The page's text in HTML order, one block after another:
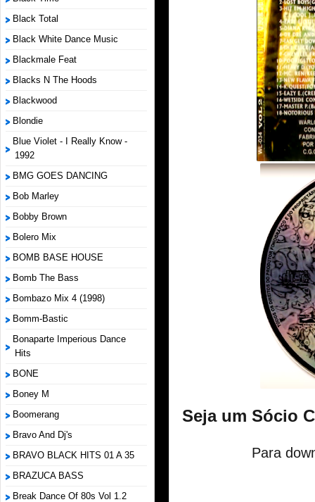
Black Total
Black White Dance Music
Blackmale Feat
Blacks N The Hoods
Blackwood
Blondie
Blue Violet - I Really Know -
1992
BMG GOES DANCING
Bob Marley
Bobby Brown
Bolero Mix
BOMB BASE HOUSE
Bomb The Bass
Bombazo Mix 4 (1998)
Bomm-Bastic
Bonaparte Imperious Dance
Hits
BONE
Boney M
Boomerang
Bravo And Dj's
BRAVO BLACK HITS 01 A 35
BRAZUCA BASS
Break Dance Of 80s Vol 1.2
Seja um Sócio
Para